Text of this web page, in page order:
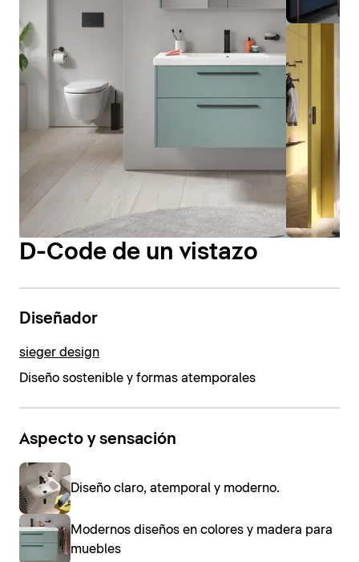
D-Code de un vistazo
Diseñador
sieger design
Diseño sostenible y formas atemporales
Aspecto y sensación
Diseño claro, atemporal y moderno.
Modernos diseños en colores y madera para
muebles